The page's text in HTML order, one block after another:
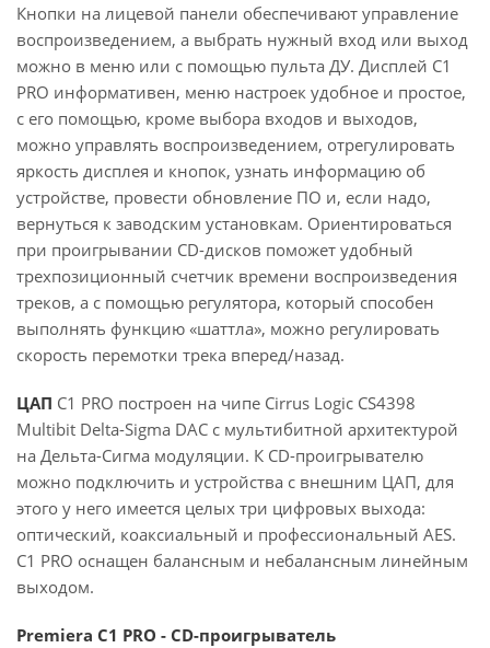
Кнопки на лицевой панели обеспечивают управление
воспроизведением, а выбрать нужный вход или выход
можно в меню или с помощью пульта ДУ. Дисплей C1
PRO информативен, меню настроек удобное и простое,
с его помощью, кроме выбора входов и выходов,
можно управлять воспроизведением, отрегулировать
яркость дисплея и кнопок, узнать информацию об
устройстве, провести обновление ПО и, если надо,
вернуться к заводским установкам. Ориентироваться
при проигрывании CD-дисков поможет удобный
трехпозиционный счетчик времени воспроизведения
треков, а с помощью регулятора, который способен
выполнять функцию «шаттла», можно регулировать
скорость перемотки трека вперед/назад.
ЦАП С1 PRO построен на чипе Cirrus Logic CS4398
Multibit Delta-Sigma DAC с мультибитной архитектурой
на Дельта-Сигма модуляции. К CD-проигрывателю
можно подключить и устройства с внешним ЦАП, для
этого у него имеется целых три цифровых выхода:
оптический, коаксиальный и профессиональный AES.
C1 PRO оснащен балансным и небалансным линейным
выходом.
Premiera C1 PRO - CD-проигрыватель